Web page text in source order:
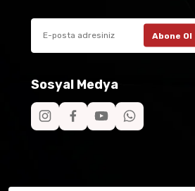
Abone Ol
Sosyal Medya